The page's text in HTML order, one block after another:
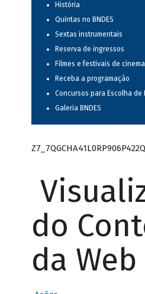
História
Quintas no BNDES
Sextas instrumentais
Reserva de ingressos
Filmes e festivais de cinema
Receba a programação
Concursos para Escolha de
Galeria BNDES
do
da Web